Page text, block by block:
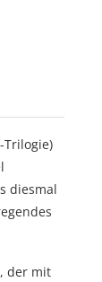
Trilogie)
diesmal
der mit